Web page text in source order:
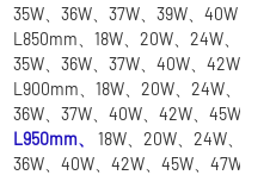
35W、36W、37W、39W、40W
L850mm、18W、20W、24W、
35W、36W、37W、40W、42W
L900mm、18W、20W、24W、
36W、37W、40W、42W、45W
L950mm、 18W、20W、24W、
36W、40W、42W、45W、47W